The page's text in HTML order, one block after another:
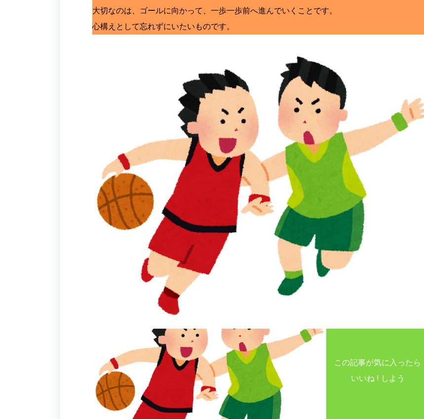
大切なのは、ゴールに向かって、一歩一歩前へ進んでいくことです。
心構えとして忘れずにいたいものです。
この記事が気に入ったら
いいね ! しよう